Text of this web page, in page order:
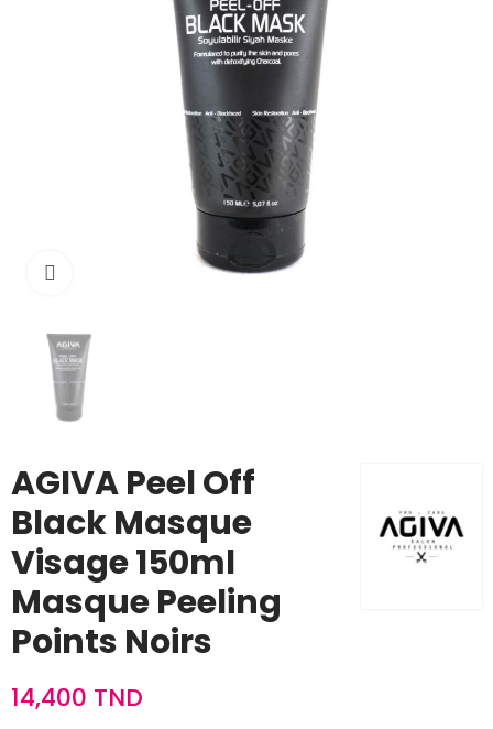
Cliquez pour agrandir
AGIVA Peel Off
Black Masque
Visage 150ml
Masque Peeling
Points Noirs
14,400 TND